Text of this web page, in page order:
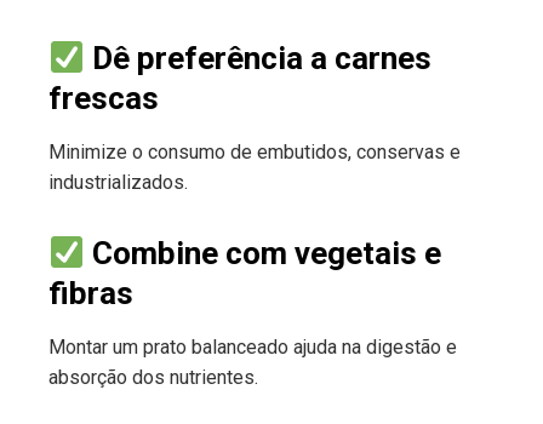
Dê preferência a carnes
frescas
Minimize o consumo de embutidos, conservas e
industrializados.
Combine com vegetais e
fibras
Montar um prato balanceado ajuda na digestão e
absorção dos nutrientes.